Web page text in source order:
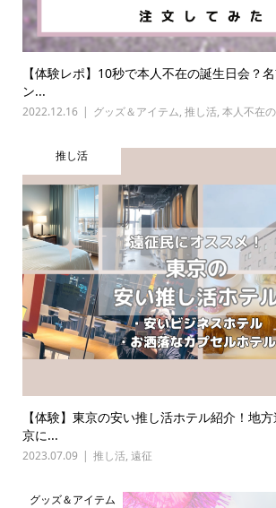
【体験レポ】10秒で本人不在の誕生日会？
ン...
2022.12.16 グッズ＆アイテム, 推し活, 本人不在
推し活
【体験】東京の安い推し活ホテル紹介！地
京に...
2023.07.09 推し活, 遠征
グッズ＆アイテム